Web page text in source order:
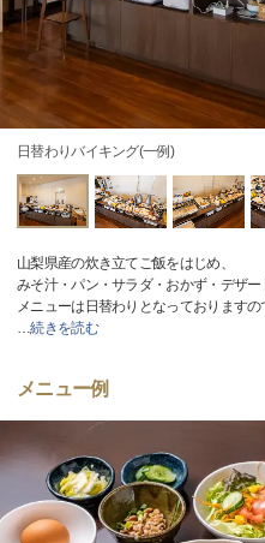
日替わりバイキング(一例)
山梨県産の炊き立てご飯をはじめ、
みそ汁・パン・サラダ・おかず・デザー
メニューは日替わりとなっておりますの
…続きを読む
メニュー例